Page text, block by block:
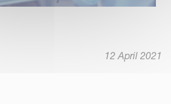
12 April 2021